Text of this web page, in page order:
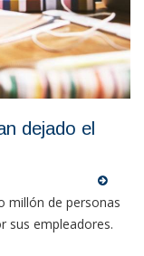
dejado el
millón de personas
sus empleadores.